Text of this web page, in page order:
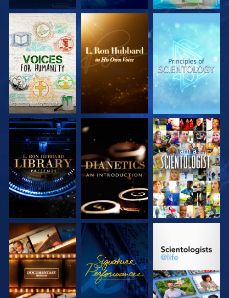
VERKEN DE SERIE VERKEN DE SERIE VERKEN DE SERIE
VERKEN DE SERIE VERKEN DE SERIE KIJK
VERKEN DE SERIE KIJK VERKEN DE SERIE